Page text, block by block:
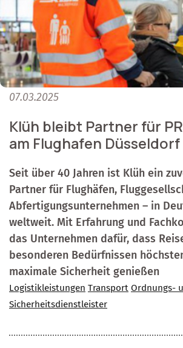
07.03.2025
Klüh bleibt Partner für
am Flughafen
Seit über 40 Jahren ist Klüh ein
Partner für Flughäfen,
Abfertigungsunternehmen – in
weltweit. Mit Erfahrung und
das Unternehmen dafür, dass
besonderen Bedürfnissen
maximale Sicherheit genießen
Logistikleistungen Transport Ordnungs-
Sicherheitsdienstleister